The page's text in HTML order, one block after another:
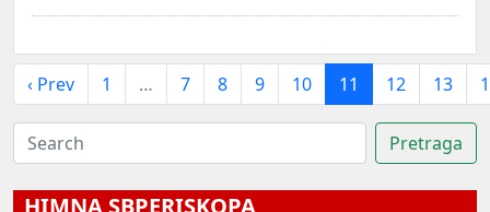
‹ Prev 1 … 7 8 9 10 11 12 13
HIMNA SBPERISKOPA